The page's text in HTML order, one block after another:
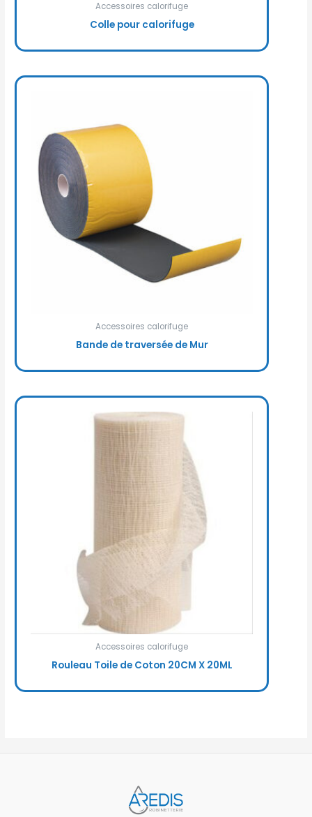
Accessoires calorifuge
Colle pour calorifuge
Accessoires calorifuge
Bande de traversée de Mur
Accessoires calorifuge
Rouleau Toile de Coton 20CM X 20ML